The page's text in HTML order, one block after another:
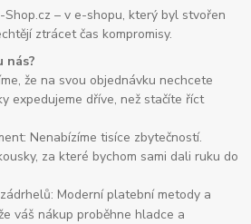
– v e-shopu, který byl stvořen
ztrácet čas kompromisy.
nás?
že na svou objednávku nechcete
expedujeme dříve, než stačíte říct
Nenabízíme tisíce zbytečností.
za které bychom sami dali ruku do
Moderní platební metody a
váš nákup proběhne hladce a